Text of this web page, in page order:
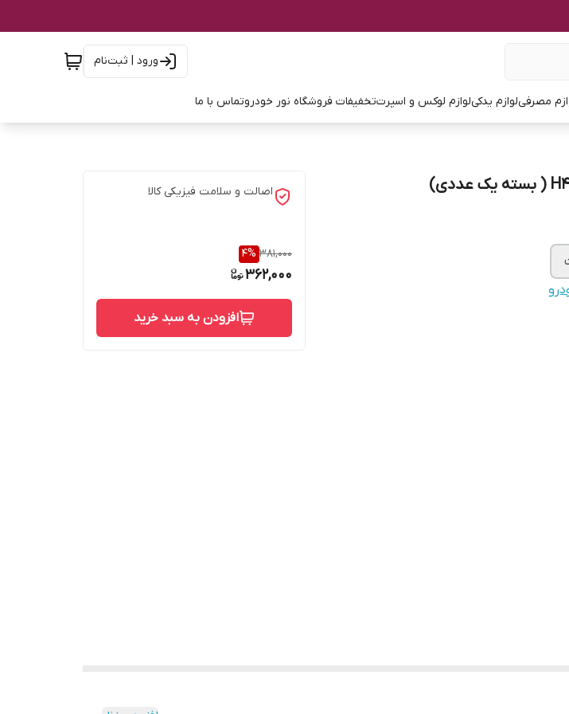
ورود | ثبت‌نام
مصرفیلوازم یدکیلوازم لوکس و اسپرتتخفیفات فروشگاه نور خودروتماس با ما
اصالت و سلامت فیزیکی کالا
381,000
4%
362,000
افزودن به سبد خرید